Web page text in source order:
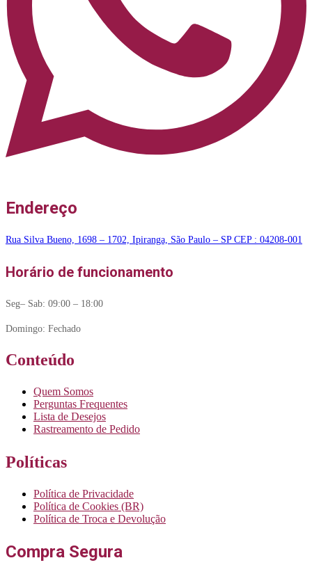
Endereço
Rua Silva Bueno, 1698 – 1702, Ipiranga, São Paulo – SP CEP : 04208-001
Horário de funcionamento
Seg– Sab: 09:00 – 18:00
Domingo: Fechado
Conteúdo
Quem Somos
Perguntas Frequentes
Lista de Desejos
Rastreamento de Pedido
Políticas
Política de Privacidade
Política de Cookies (BR)
Política de Troca e Devolução
Compra Segura